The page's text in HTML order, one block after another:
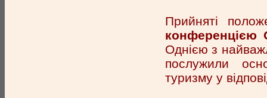
Прийняті
конференцією
Однією з
послужили
туризму у